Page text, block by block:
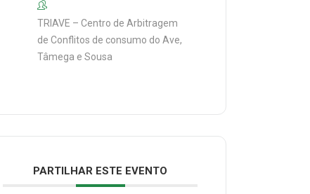
TRIAVE – Centro de Arbitragem
de Conflitos de consumo do Ave,
Tâmega e Sousa
PARTILHAR ESTE EVENTO